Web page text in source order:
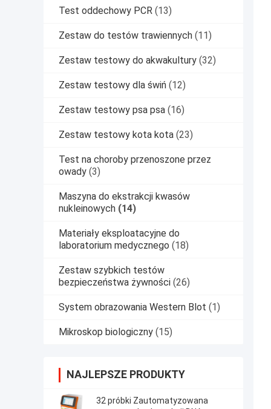
Test oddechowy PCR (13)
Zestaw do testów trawiennych (11)
Zestaw testowy do akwakultury (32)
Zestaw testowy dla świń (12)
Zestaw testowy psa psa (16)
Zestaw testowy kota kota (23)
Test na choroby przenoszone przez
owady (3)
Maszyna do ekstrakcji kwasów
nukleinowych (14)
Materiały eksploatacyjne do
laboratorium medycznego (18)
Zestaw szybkich testów
bezpieczeństwa żywności (26)
System obrazowania Western Blot (1)
Mikroskop biologiczny (15)
NAJLEPSZE PRODUKTY
32 próbki Zautomatyzowana